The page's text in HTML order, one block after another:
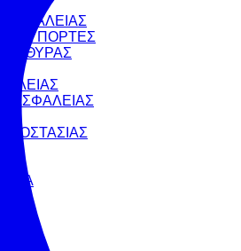
ΑΣΦΑΛΕΙΑΣ
ΠΟΡΤΕΣ
ΑΣΦΑΛΕΙΑΣ